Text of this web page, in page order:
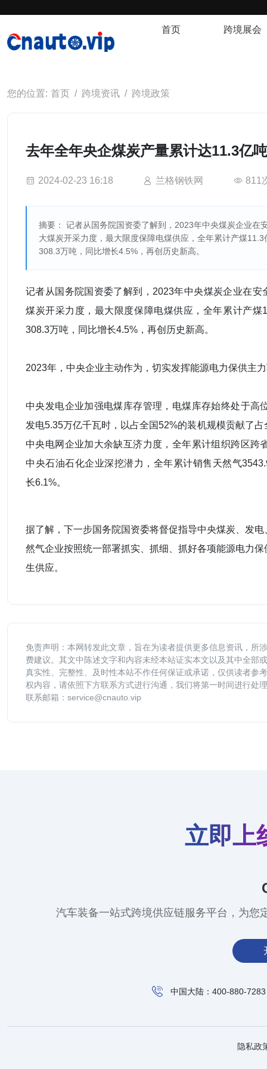
首页 跨境展会
首页 跨境资讯 跨境政策
去年全年央企煤炭产量累计达11.3亿吨
2024-02-23 16:18 兰格钢铁网 811
摘要： 记者从国务院国资委了解到，2023年中央煤炭企业在
大煤炭开采力度，最大限度保障电煤供应，全年累计产煤11.3
308.3万吨，同比增长4.5%，再创历史新高。
记者从国务院国资委了解到，2023年中央煤炭企业在安
煤炭开采力度，最大限度保障电煤供应，全年累计产煤
308.3万吨，同比增长4.5%，再创历史新高。
2023年，中央企业主动作为，切实发挥能源电力保供主
中央发电企业加强电煤库存管理，电煤库存始终处于高
发电5.35万亿千瓦时，以占全国52%的装机规模贡献了
中央电网企业加大余缺互济力度，全年累计组织跨区跨
中央石油石化企业深挖潜力，全年累计销售天然气
长6.1%。
据了解，下一步国务院国资委将督促指导中央煤炭、发
然气企业按照统一部署抓实、抓细、抓好各项能源电力
生供应。
免责声明：本网转发此文章，旨在为读者提供更多信息资讯，所
费建议。其文中陈述文字和内容未经本站证实本文以及其中全部
真实性、完整性、及时性本站不作任何保证或承诺，仅供读者参
权内容，请依照下方联系方式进行沟通，我们将第一时间进行处
联系邮箱：service@cnauto.vip
立即上
汽车装备一站式跨境供应链服务平台，为您
中国大陆：400-880-7283
隐私政